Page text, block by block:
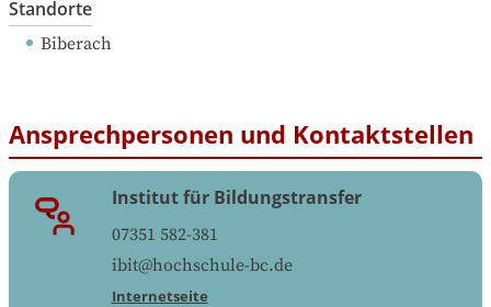
Standorte
Biberach
Ansprechpersonen und Kontaktstellen
Institut für Bildungstransfer
07351 582-381
ibit@hochschule-bc.de
Internetseite